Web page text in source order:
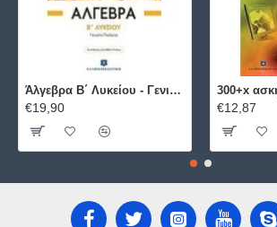
Άλγεβρα B΄ Λυκείου - Γενικής Παιδείας ΕΛΛΗΝΟΕΚΔΟΤΙΚΗ
€19,90 €12,87